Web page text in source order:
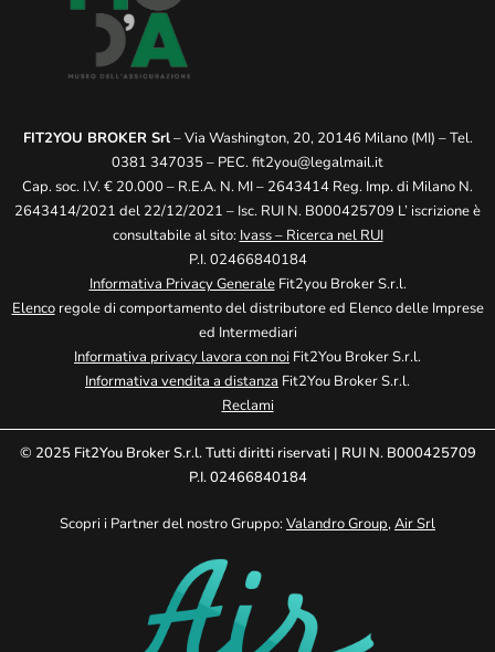
FIT2YOU BROKER Srl– Via Washington, 20, 20146 Milano (MI) – Tel.
0381 347035 – PEC. fit2you@legalmail.it
Cap. soc. I.V. € 20.000 – R.E.A. N. MI – 2643414 Reg. Imp. di Milano N.
2643414/2021 del 22/12/2021 – Isc. RUI N. B000425709 L’ iscrizione è
consultabile al sito: Ivass – Ricerca nel RUI
P.I. 02466840184
Informativa Privacy GeneraleFit2you Broker S.r.l.
Elencoregole di comportamento del distributore ed Elenco delle Imprese
ed Intermediari
Informativa privacy lavora con noi Fit2You Broker S.r.l.
Informativa vendita a distanza Fit2You Broker S.r.l.
Reclami
© 2025 Fit2You Broker S.r.l. Tutti diritti riservati | RUI N. B000425709
P.I. 02466840184
Scopri i Partner del nostro Gruppo: Valandro Group,Air Srl